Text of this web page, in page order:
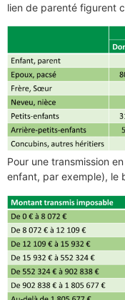
lien de parenté figurent
Pour une transmission
enfant, par exemple), le